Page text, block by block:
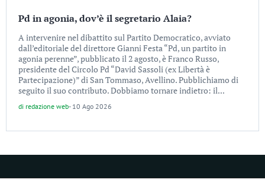
Pd in agonia, dov’è il segretario Alaia?
A intervenire nel dibattito sul Partito Democratico, avviato
dall’editoriale del direttore Gianni Festa “Pd, un partito in
agonia perenne”, pubblicato il 2 agosto, è Franco Russo,
presidente del Circolo Pd “David Sassoli (ex Libertà è
Partecipazione)” di San Tommaso, Avellino. Pubblichiamo di
seguito il suo contributo. Dobbiamo tornare indietro: il...
di redazione web- 10 Ago 2026